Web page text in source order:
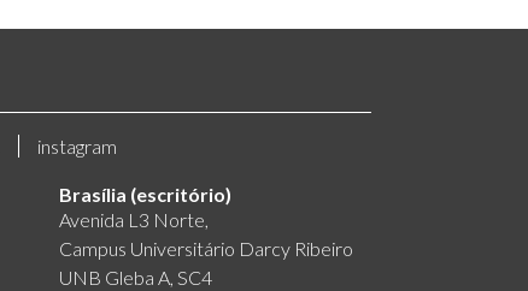
instagram
Brasília (escritório)
Avenida L3 Norte,
Campus Universitário Darcy Ribeiro
UNB Gleba A, SC4